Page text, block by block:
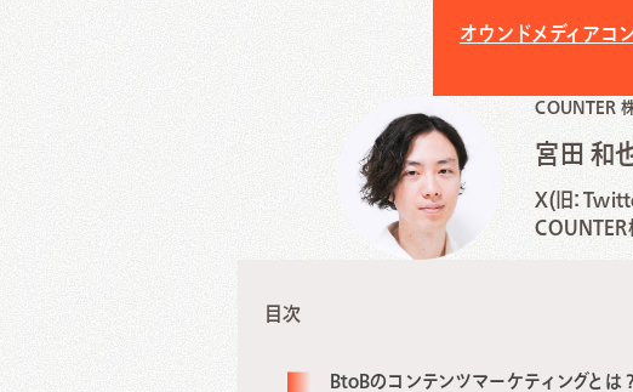
オウンドメディアコ
COUNTER
宮田 和
X(旧:
COUNTER
1993年生
リスト、
コンテン
目次
BtoBのコンテンツマーケティングとは？